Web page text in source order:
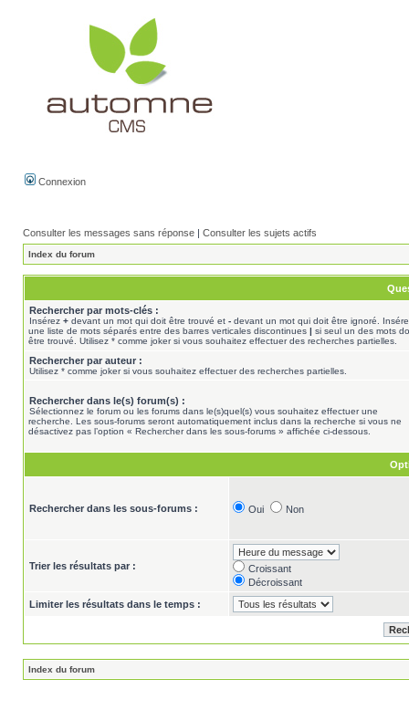
Connexion
Consulter les messages sans réponse | Consulter les sujets actifs
Index du forum
Rechercher par mots-clés :
Insérez + devant un mot qui doit être trouvé et - devant un mot qui doit être ignoré.
une liste de mots séparés entre des barres verticales discontinues | si seul un des mots
être trouvé. Utilisez * comme joker si vous souhaitez effectuer des recherches partielles.
Rechercher par auteur :
Utilisez * comme joker si vous souhaitez effectuer des recherches partielles.
Rechercher dans le(s) forum(s) :
Sélectionnez le forum ou les forums dans le(s)quel(s) vous souhaitez effectuer une
recherche. Les sous-forums seront automatiquement inclus dans la recherche si vous ne
désactivez pas l’option « Rechercher dans les sous-forums » affichée ci-dessous.
Rechercher dans les sous-forums : Oui Non
Trier les résultats par :
Croissant
Décroissant
Limiter les résultats dans le temps :
Index du forum